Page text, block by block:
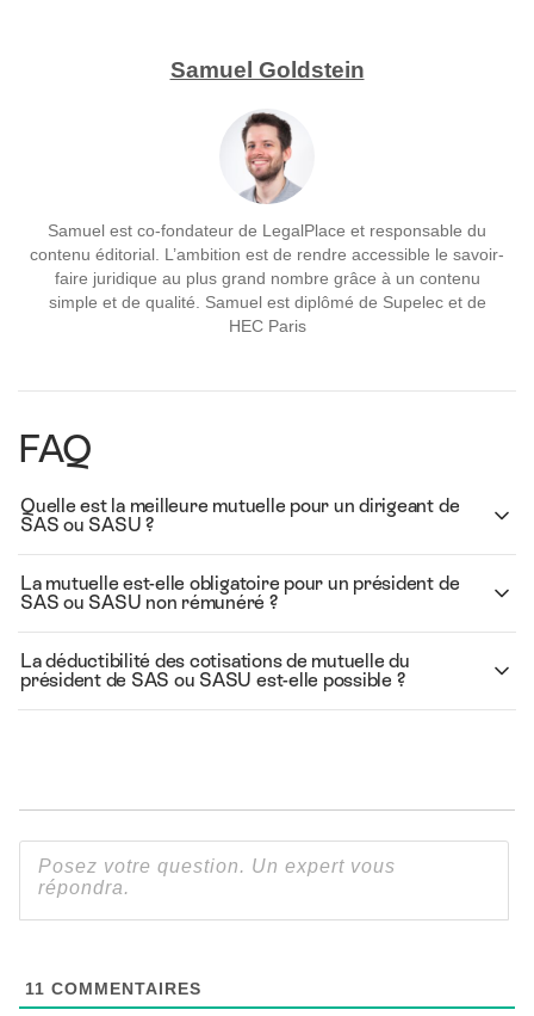
Samuel Goldstein
Samuel est co-fondateur de LegalPlace et responsable du
contenu éditorial. L’ambition est de rendre accessible le savoir-
faire juridique au plus grand nombre grâce à un contenu
simple et de qualité. Samuel est diplômé de Supelec et de
HEC Paris
FAQ
Quelle est la meilleure mutuelle pour un dirigeant de
SAS ou SASU ?
La mutuelle est-elle obligatoire pour un président de
SAS ou SASU non rémunéré ?
La déductibilité des cotisations de mutuelle du
président de SAS ou SASU est-elle possible ?
11 COMMENTAIRES